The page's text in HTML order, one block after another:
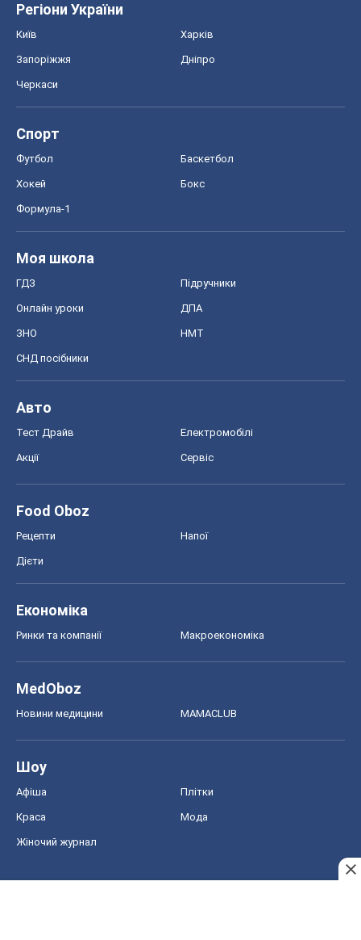
Регіони України
Київ Харків
Запоріжжя Дніпро
Черкаси
Спорт
Футбол Баскетбол
Хокей Бокс
Формула-1
Моя школа
ГДЗ Підручники
Онлайн уроки ДПА
ЗНО НМТ
СНД посібники
Авто
Тест Драйв Електромобілі
Акції Сервіс
Food Oboz
Рецепти Напої
Дієти
Економіка
Ринки та компанії Макроекономіка
MedOboz
Новини медицини MAMACLUB
Шоу
Афіша Плітки
Краса Мода
Жіночий журнал